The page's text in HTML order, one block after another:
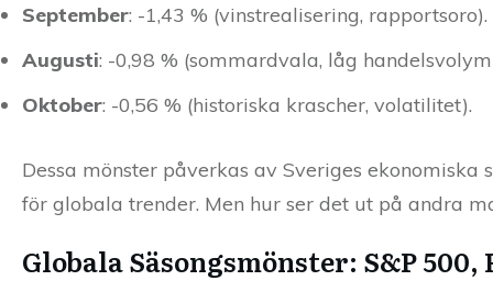
September: -1,43 % (vinstrealisering, rapportsoro).
Augusti: -0,98 % (sommardvala, låg
Oktober: -0,56 % (historiska krascher, volatilitet).
Dessa mönster påverkas av Sveriges
för globala trender. Men hur ser det ut på andra
Globala Säsongsmönster: S&P 500,